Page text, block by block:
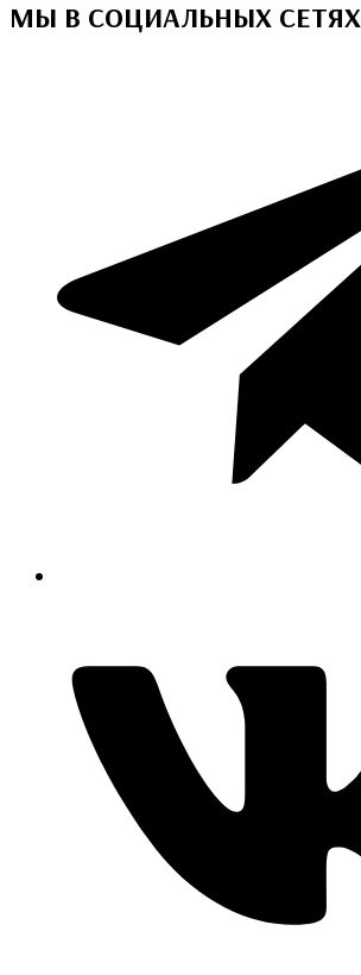
МЫ В СОЦИАЛЬНЫХ СЕТЯХ